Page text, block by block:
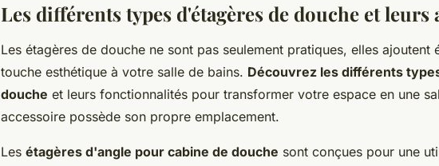
Les différents types d'étagères de douche et leurs
Les étagères de douche ne sont pas seulement pratiques, elles ajoutent
touche esthétique à votre salle de bains. Découvrez les différents
douche et leurs fonctionnalités pour transformer votre espace en une
accessoire possède son propre emplacement.
Les étagères d'angle pour cabine de douche sont conçues pour une